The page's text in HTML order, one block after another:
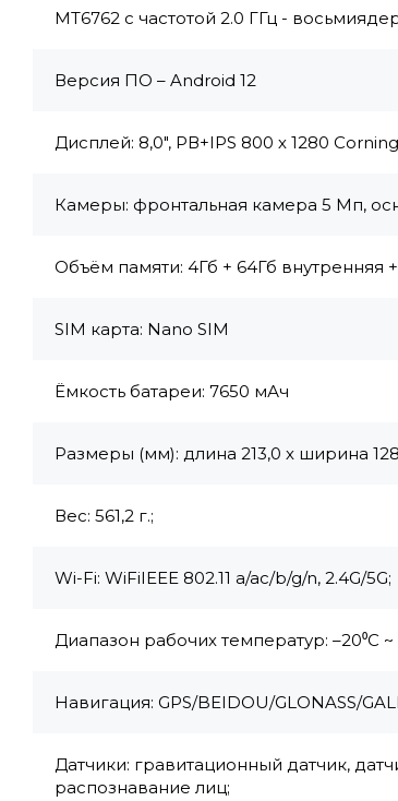
MT6762 с частотой 2.0 ГГц -
Версия ПО – Android 12
Дисплей: 8,0", РВ+IPS 800 х 1280
Камеры: фронтальная камера 5 Мп,
Объём памяти: 4Гб + 64Гб внутренняя
SIM карта: Nano SIM
Ёмкость батареи: 7650 мАч
Размеры (мм): длина 213,0 х ширина
Вес: 561,2 г.;
Wi-Fi: WiFiIEEE 802.11 a/ac/b/g/n, 2.4G/5G;
Диапазон рабочих температур: –20⁰С ~
Навигация: GPS/BEIDOU/GLONASS/
Датчики: гравитационный датчик,
распознавание лиц;